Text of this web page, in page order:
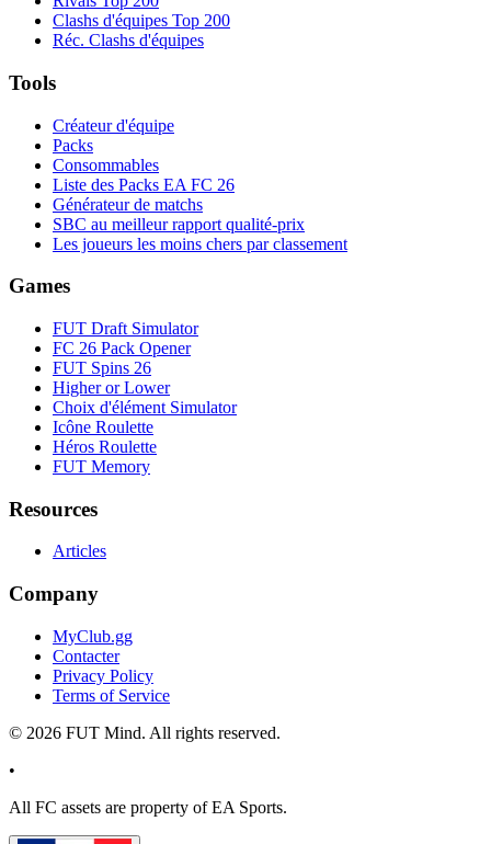
Clashs d'équipes Top 200
Réc. Clashs d'équipes
Tools
Créateur d'équipe
Packs
Consommables
Liste des Packs EA FC 26
Générateur de matchs
SBC au meilleur rapport qualité-prix
Les joueurs les moins chers par classement
Games
FUT Draft Simulator
FC 26 Pack Opener
FUT Spins 26
Higher or Lower
Choix d'élément Simulator
Icône Roulette
Héros Roulette
FUT Memory
Resources
Articles
Company
MyClub.gg
Contacter
Privacy Policy
Terms of Service
© 2026 FUT Mind. All rights reserved.
•
All FC assets are property of EA Sports.